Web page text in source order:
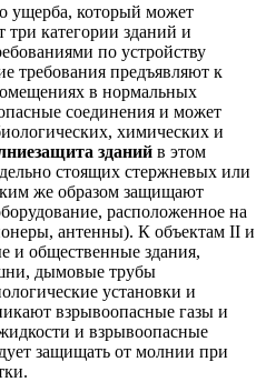
ущерба, который может
категории зданий и
по устройству
требования предъявляют к
в нормальных
соединения и может
химических и
зданий в этом
стоящих стержневых или
же образом защищают
расположенное на
антенны). К объектам II и
и общественные здания,
дымовые трубы
установки и
взрывоопасные газы и
и взрывоопасные
защищать от молнии при